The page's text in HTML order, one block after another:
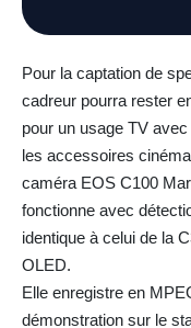
Pour la captation de
cadreur pourra rester
pour un usage TV
les accessoires
caméra EOS C100
fonctionne avec
identique à celui de la
OLED.
Elle enregistre en
démonstration sur le